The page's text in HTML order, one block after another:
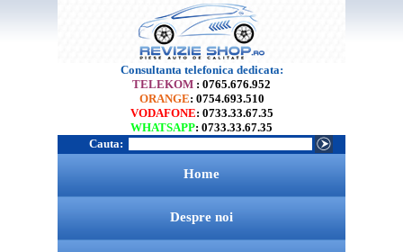
Consultanta telefonica dedicata:
TELEKOM : 0765.676.952
ORANGE: 0754.693.510
VODAFONE: 0733.33.67.35
WHATSAPP: 0733.33.67.35
Cauta:
Home
Despre noi